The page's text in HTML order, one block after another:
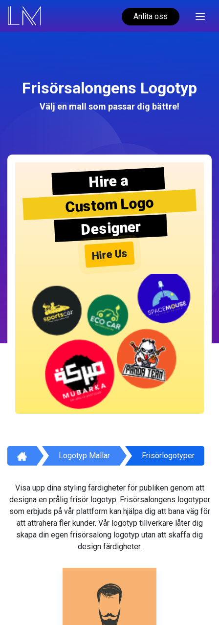
Anlita oss
Frisörsalongens Logotyp
Välj en mall som passar dig bättre!
Hire a
Custom Logo
Designer
Hire Us
Logotyp Mallar Frisörlogotyper
Visa upp dina styling färdigheter för publiken genom att
designa en prålig frisör logotyp. Frisörsalongens logotyper
som erbjuds på vår plattform kan hjälpa dig att bana väg för
att attrahera fler kunder. Vår logotyp tillverkare låter dig
skapa din egen frisörsalong logotyp utan att skaffa dig
design färdigheter.